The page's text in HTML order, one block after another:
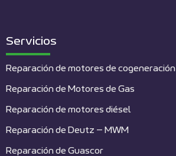
Servicios
Reparación de motores de cogeneración
Reparación de Motores de Gas
Reparación de motores diésel
Reparación de Deutz – MWM
Reparación de Guascor